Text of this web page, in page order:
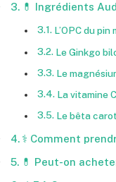
💊 Ingrédients
L’OPC du pin
Le Ginkgo
Le
La vitamine
Le bêta
⚕️ Comment
💊 Peut-on